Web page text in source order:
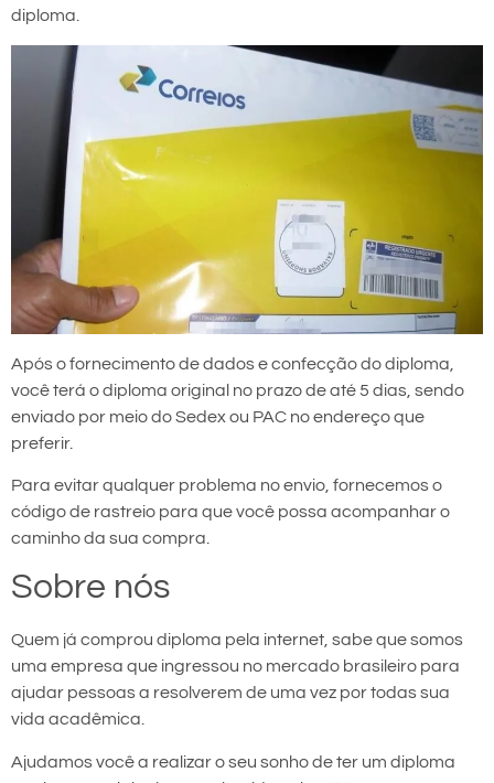
diploma.
Após o fornecimento de dados e confecção do diploma,
você terá o diploma original no prazo de até 5 dias, sendo
enviado por meio do Sedex ou PAC no endereço que
preferir.
Para evitar qualquer problema no envio, fornecemos o
código de rastreio para que você possa acompanhar o
caminho da sua compra.
Sobre nós
Quem já comprou diploma pela internet, sabe que somos
uma empresa que ingressou no mercado brasileiro para
ajudar pessoas a resolverem de uma vez por todas sua
vida acadêmica.
Ajudamos você a realizar o seu sonho de ter um diploma